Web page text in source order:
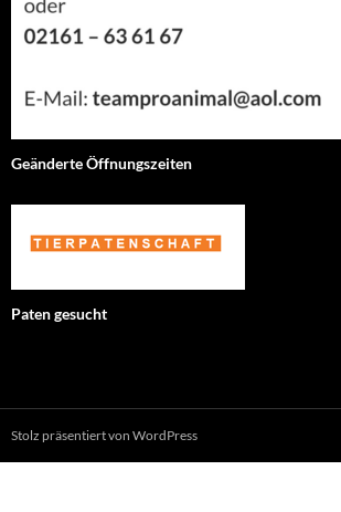
Geänderte Öffnungszeiten
Paten gesucht
Stolz präsentiert von WordPress